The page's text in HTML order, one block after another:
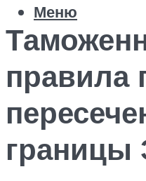
Меню
правила
границы